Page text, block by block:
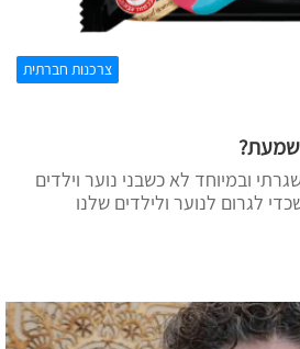
צרכנות חברתית
שמעת?
ובמיוחד לא כשבני נוער וילדים
לגרום לנוער ולילדים שלנו